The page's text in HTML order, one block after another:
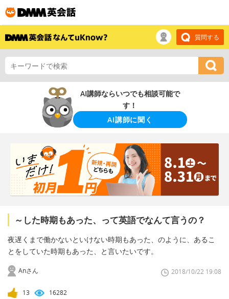
質問する
AI講師ならいつでも相談可能で
す！
AI講師に聞く
～した時期もあった、って英語でなんて言うの？
夜遅くまで働かないといけない時期もあった、のように、あるこ
とをしていた時期もあった、と言いたいです。
Anさん 2018/10/22 19:08
13 16282